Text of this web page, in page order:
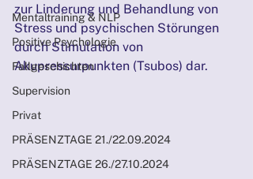
Mentaltraining & NLP
Positive Psychologie
Fallgeschichten
Supervision
Privat
PRÄSENZTAGE 21./22.09.2024
PRÄSENZTAGE 26./27.10.2024
zur Linderung und Behandlung von
Stress und psychischen Störungen
durch Stimulation von
Akupressurpunkten (Tsubos) dar.